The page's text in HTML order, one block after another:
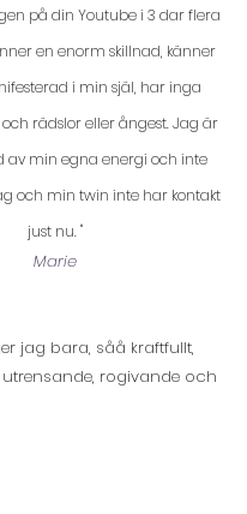
på din Youtube i 3 dar flera
en enorm skillnad, känner
i min själ, har inga
rädslor eller ångest. Jag är
av min egna energi och inte
och min twin inte har kontakt
just nu. "
Marie
jag bara, såå kraftfullt,
rogivande och